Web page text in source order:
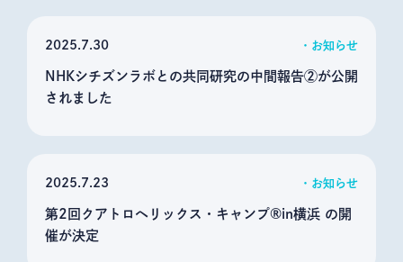
2025 7.30 お知らせ
NHKシチズンラボとの共同研究の中間報告②が公開
されました
2025 7.23 お知らせ
第2回クアトロヘリックス・キャンプ®in横浜 の開
催が決定